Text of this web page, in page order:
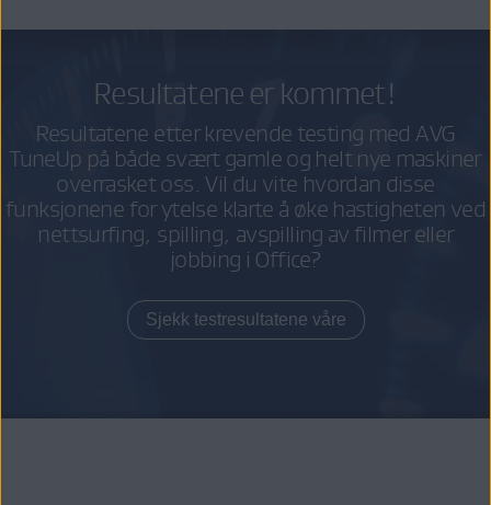
Resultatene er kommet!
Resultatene etter krevende testing med AVG
TuneUp på både svært gamle og helt nye maskiner
overrasket oss. Vil du vite hvordan disse
funksjonene for ytelse klarte å øke hastigheten ved
nettsurfing, spilling, avspilling av filmer eller
jobbing i Office?
Sjekk testresultatene våre